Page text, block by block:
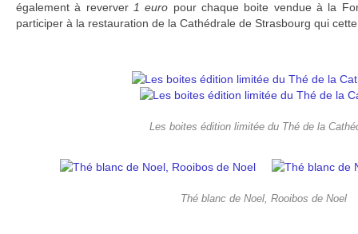
également à reverver 1 euro pour chaque boite vendue à la
participer à la restauration de la Cathédrale de Strasbourg qui
Les boites édition limitée du Thé de la
Thé blanc de Noel, Rooibos de Noel